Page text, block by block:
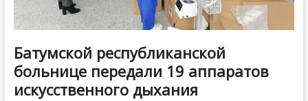
Батумской республиканской
больнице передали 19 аппаратов
искусственного дыхания